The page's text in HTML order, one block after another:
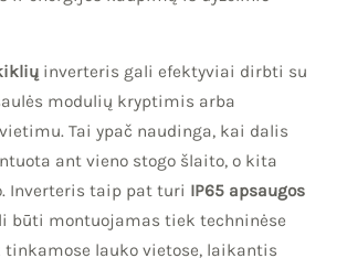
inverteris gali efektyviai dirbti su
modulių kryptimis arba
Tai ypač naudinga, kai dalis
ant vieno stogo šlaito, o kita
Inverteris taip pat turi IP65 apsaugos
būti montuojamas tiek techninėse
tinkamose lauko vietose, laikantis